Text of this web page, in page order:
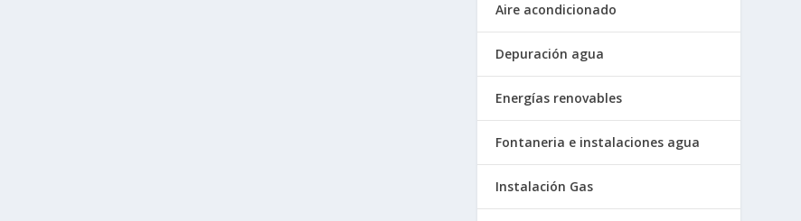
Aire acondicionado
Depuración agua
Energías renovables
Fontaneria e instalaciones agua
Instalación Gas